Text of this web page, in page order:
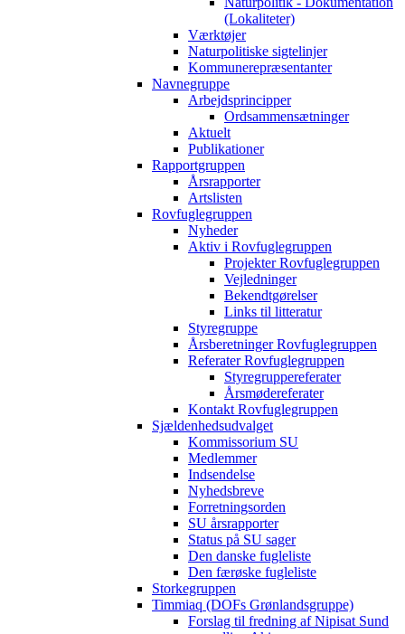
(Lokaliteter)
Værktøjer
Naturpolitiske sigtelinjer
Kommunerepræsentanter
Navnegruppe
Arbejdsprincipper
Ordsammensætninger
Aktuelt
Publikationer
Rapportgruppen
Årsrapporter
Artslisten
Rovfuglegruppen
Nyheder
Aktiv i Rovfuglegruppen
Projekter Rovfuglegruppen
Vejledninger
Bekendtgørelser
Links til litteratur
Styregruppe
Årsberetninger Rovfuglegruppen
Referater Rovfuglegruppen
Styregruppereferater
Årsmødereferater
Kontakt Rovfuglegruppen
Sjældenhedsudvalget
Kommissorium SU
Medlemmer
Indsendelse
Nyhedsbreve
Forretningsorden
SU årsrapporter
Status på SU sager
Den danske fugleliste
Den færøske fugleliste
Storkegruppen
Timmiaq (DOFs Grønlandsgruppe)
Forslag til fredning af Nipisat Sund